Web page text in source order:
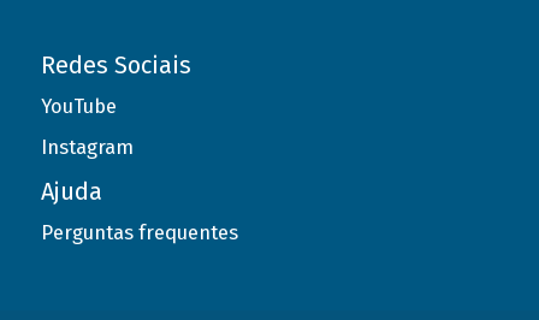
Redes Sociais
YouTube
Instagram
Ajuda
Perguntas frequentes